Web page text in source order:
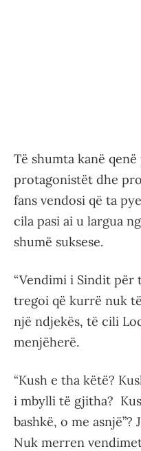
Të shumta kanë
protagonistët dhe
fans vendosi që ta
cila pasi ai u largua
shumë suksese.
“Vendimi i Sindit për
tregoi që kurrë nuk
një ndjekës, të cili
menjëherë.
“Kush e tha këtë?
i mbylli të gjitha?
bashkë, o me asnjë”?
Nuk merren